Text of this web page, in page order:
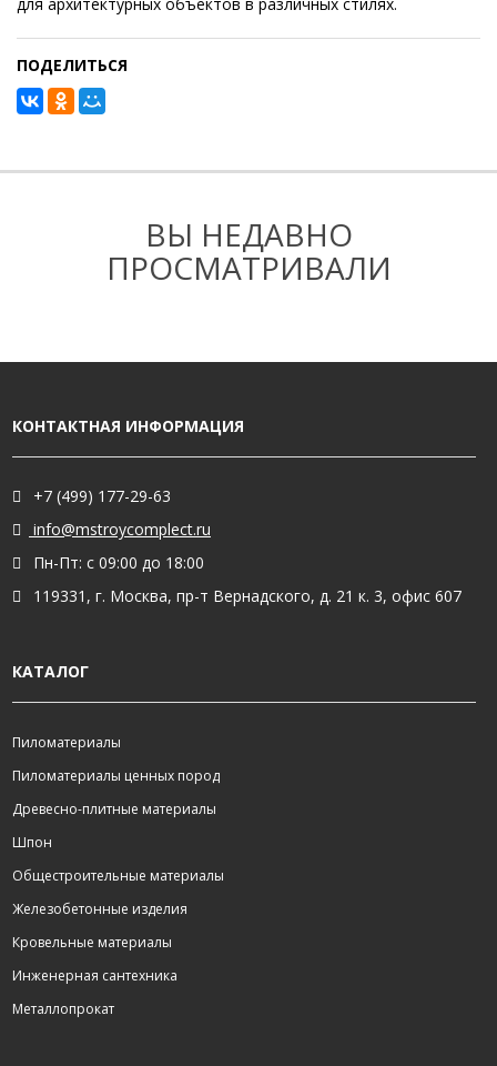
ПОДЕЛИТЬСЯ
ВЫ НЕДАВНО
ПРОСМАТРИВАЛИ
КОНТАКТНАЯ ИНФОРМАЦИЯ
+7 (499) 177-29-63
info@mstroycomplect.ru
Пн-Пт: с 09:00 до 18:00
119331, г. Москва, пр-т Вернадского, д. 21 к. 3, офис 607
КАТАЛОГ
Пиломатериалы
Пиломатериалы ценных пород
Древесно-плитные материалы
Шпон
Общестроительные материалы
Железобетонные изделия
Кровельные материалы
Инженерная сантехника
Металлопрокат